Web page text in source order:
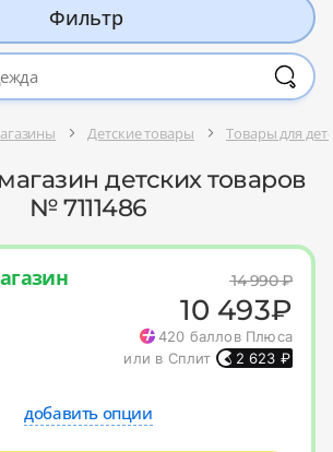
Фильтр
Детские товары Товары для
детских товаров
№ 7111486
14 990₽
10 493₽
420 баллов Плюса
или в Сплит
2 623 ₽
добавить опции